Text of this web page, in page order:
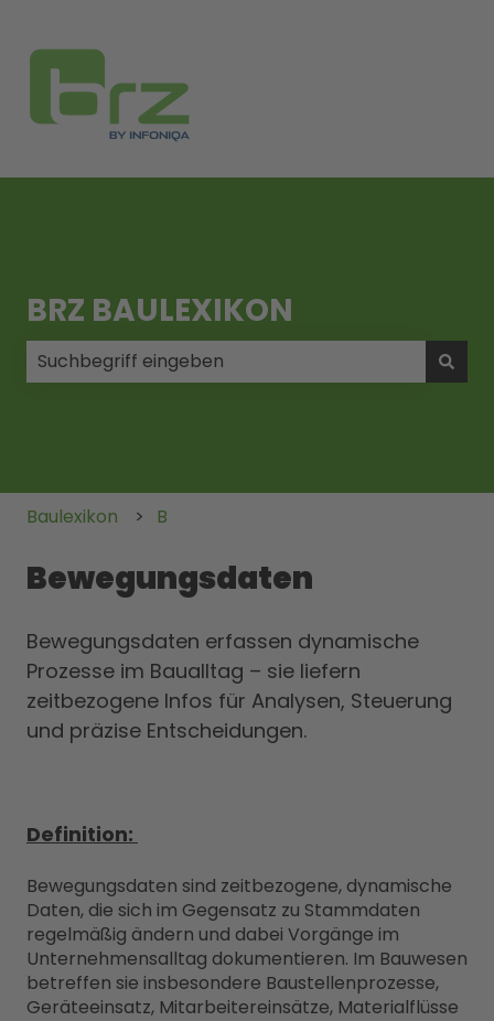
BRZ BAULEXIKON
Baulexikon B
Bewegungsdaten
Bewegungsdaten erfassen dynamische
Prozesse im Baualltag – sie liefern
zeitbezogene Infos für Analysen, Steuerung
und präzise Entscheidungen.
Definition:
Bewegungsdaten sind zeitbezogene, dynamische
Daten, die sich im Gegensatz zu Stammdaten
regelmäßig ändern und dabei Vorgänge im
Unternehmensalltag dokumentieren. Im Bauwesen
betreffen sie insbesondere Baustellenprozesse,
Geräteeinsatz, Mitarbeitereinsätze, Materialflüsse